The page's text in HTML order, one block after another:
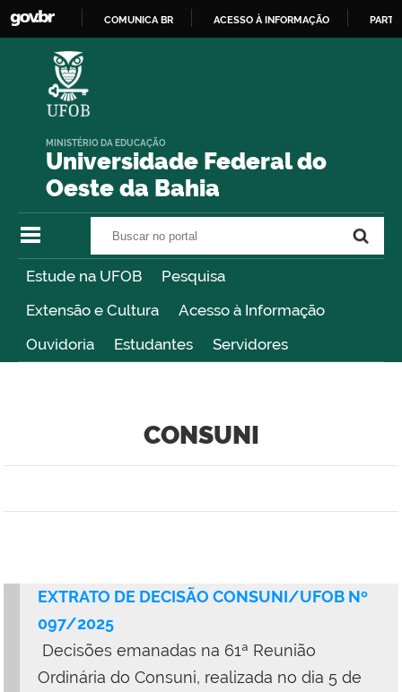
COMUNICA BR ACESSO À INFORMAÇÃO
Universidade Federal do
Oeste da Bahia
MINISTÉRIO DA EDUCAÇÃO
Estude na UFOB
Pesquisa
Extensão e Cultura
Acesso à Informação
Ouvidoria
Estudantes Servidores
CONSUNI
EXTRATO DE DECISÃO CONSUNI/UFOB Nº
097/2025
Decisões emanadas na 61ª Reunião
Ordinária do Consuni, realizada no dia 5 de